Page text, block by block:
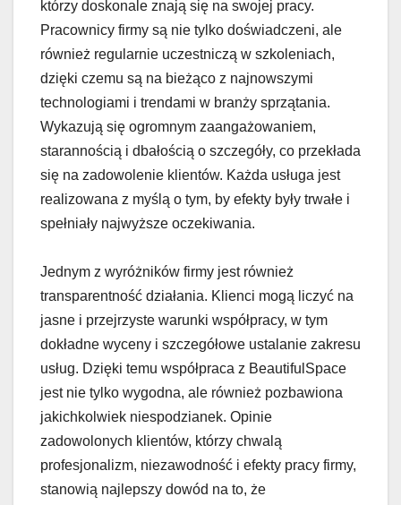
którzy doskonale znają się na swojej pracy.
Pracownicy firmy są nie tylko doświadczeni, ale
również regularnie uczestniczą w szkoleniach,
dzięki czemu są na bieżąco z najnowszymi
technologiami i trendami w branży sprzątania.
Wykazują się ogromnym zaangażowaniem,
starannością i dbałością o szczegóły, co przekłada
się na zadowolenie klientów. Każda usługa jest
realizowana z myślą o tym, by efekty były trwałe i
spełniały najwyższe oczekiwania.
Jednym z wyróżników firmy jest również
transparentność działania. Klienci mogą liczyć na
jasne i przejrzyste warunki współpracy, w tym
dokładne wyceny i szczegółowe ustalanie zakresu
usług. Dzięki temu współpraca z BeautifulSpace
jest nie tylko wygodna, ale również pozbawiona
jakichkolwiek niespodzianek. Opinie
zadowolonych klientów, którzy chwalą
profesjonalizm, niezawodność i efekty pracy firmy,
stanowią najlepszy dowód na to, że